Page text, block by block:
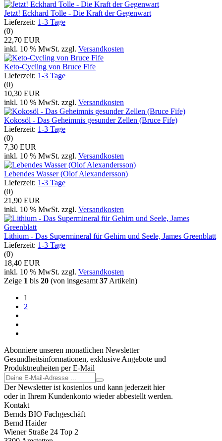
Jetzt! Eckhard Tolle - Die Kraft der Gegenwart
Lieferzeit: 1-3 Tage
(0)
22,70 EUR
inkl. 10 % MwSt. zzgl. Versandkosten
Keto-Cycling von Bruce Fife
Lieferzeit: 1-3 Tage
(0)
10,30 EUR
inkl. 10 % MwSt. zzgl. Versandkosten
Kokosöl - Das Geheimnis gesunder Zellen (Bruce Fife)
Lieferzeit: 1-3 Tage
(0)
7,30 EUR
inkl. 10 % MwSt. zzgl. Versandkosten
Lebendes Wasser (Olof Alexandersson)
Lieferzeit: 1-3 Tage
(0)
21,90 EUR
inkl. 10 % MwSt. zzgl. Versandkosten
Lithium - Das Supermineral für Gehirn und Seele, James Greenblatt
Lieferzeit: 1-3 Tage
(0)
18,40 EUR
inkl. 10 % MwSt. zzgl. Versandkosten
Zeige 1 bis 20 (von insgesamt 37 Artikeln)
1
2
Abonniere unseren monatlichen Newsletter
Gesundheitsinformationen, exklusive Angebote und
Produktneuheiten per E-Mail
Der Newsletter ist kostenlos und kann jederzeit hier
oder in Ihrem Kundenkonto wieder abbestellt werden.
Kontakt
Bernds BIO Fachgeschäft
Bernd Haider
Wiener Straße 24 Top 2